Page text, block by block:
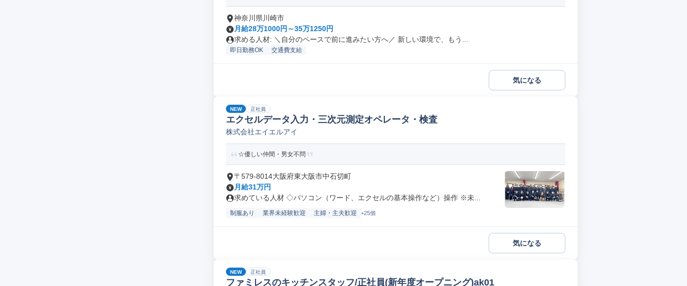
神奈川県川崎市
月給28万1000円～35万1250円
求める人材: ＼自分のペースで前に進みたい方へ／ 新しい環境で、もう...
即日勤務OK 交通費支給
気になる
NEW 正社員
エクセルデータ入力・三次元測定オペレータ・検査
株式会社エイエルアイ
☆優しい仲間・男女不問
〒579-8014大阪府東大阪市中石切町
月給31万円
求めている人材 ◇パソコン（ワード、エクセルの基本操作など）操作 ※未...
制服あり 業界未経験歓迎 主婦・主夫歓迎 +25個
気になる
NEW 正社員
ファミレスのキッチンスタッフ/正社員(新年度オープニング)ak01